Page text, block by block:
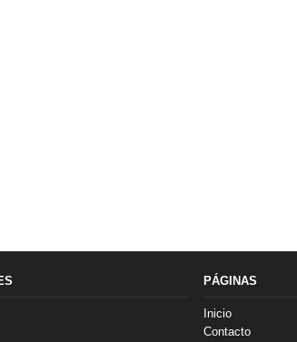
PÁGINAS
Inicio
Contacto